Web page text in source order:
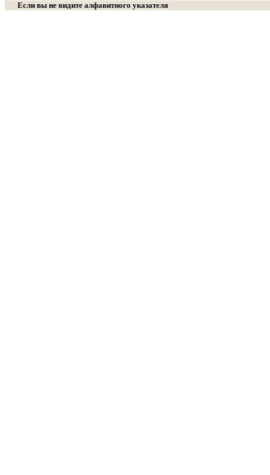
Если вы не видите алфавитного указателя